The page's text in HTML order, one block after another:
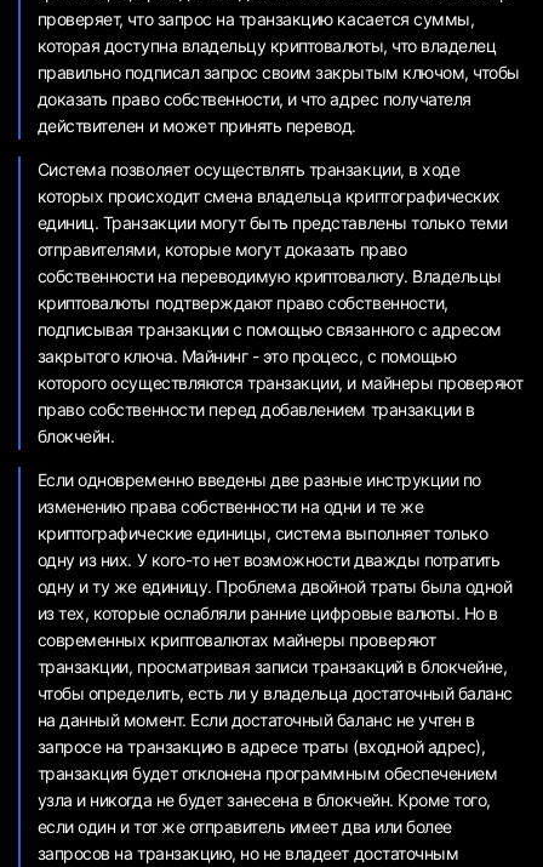
проверяет, что запрос на транзакцию касается суммы,
которая доступна владельцу криптовалюты, что владелец
правильно подписал запрос своим закрытым ключом, чтобы
доказать право собственности, и что адрес получателя
действителен и может принять перевод.
Система позволяет осуществлять транзакции, в ходе
которых происходит смена владельца криптографических
единиц. Транзакции могут быть представлены только теми
отправителями, которые могут доказать право
собственности на переводимую криптовалюту. Владельцы
криптовалюты подтверждают право собственности,
подписывая транзакции с помощью связанного с адресом
закрытого ключа. Майнинг - это процесс, с помощью
которого осуществляются транзакции, и майнеры проверяют
право собственности перед добавлением транзакции в
блокчейн.
Если одновременно введены две разные инструкции по
изменению права собственности на одни и те же
криптографические единицы, система выполняет только
одну из них. У кого-то нет возможности дважды потратить
одну и ту же единицу. Проблема двойной траты была одной
из тех, которые ослабляли ранние цифровые валюты. Но в
современных криптовалютах майнеры проверяют
транзакции, просматривая записи транзакций в блокчейне,
чтобы определить, есть ли у владельца достаточный баланс
на данный момент. Если достаточный баланс не учтен в
запросе на транзакцию в адресе траты (входной адрес),
транзакция будет отклонена программным обеспечением
узла и никогда не будет занесена в блокчейн. Кроме того,
если один и тот же отправитель имеет два или более
запросов на транзакцию, но не владеет достаточным